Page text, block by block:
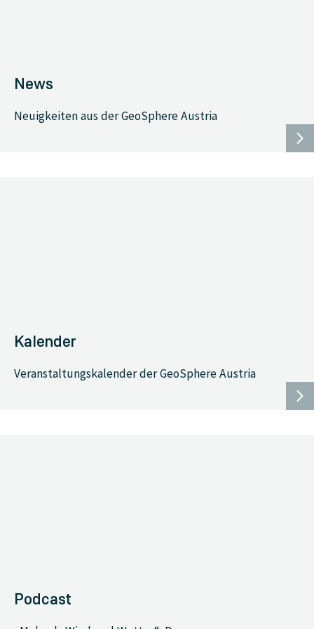
News
Neuigkeiten aus der GeoSphere Austria
Kalender
Veranstaltungskalender der GeoSphere Austria
Podcast